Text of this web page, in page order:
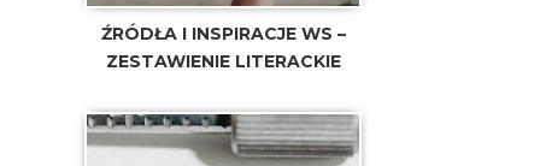
ŹRÓDŁA I INSPIRACJE WS –
ZESTAWIENIE LITERACKIE